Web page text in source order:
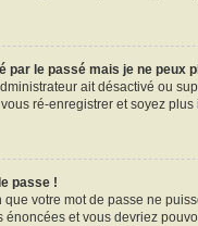
par le passé mais je ne peux
ait désactivé ou
ré-enregistrer et soyez plus
passe !
que votre mot de passe ne
énoncées et vous devriez